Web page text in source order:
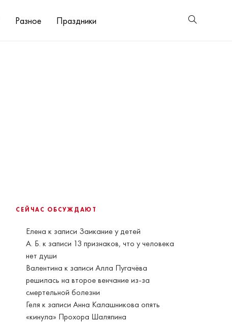
Разное Праздники
СЕЙЧАС ОБСУЖДАЮТ
Елена к записи Заикание у детей
А. Б. к записи 13 признаков, что у человека
нет души
Валентина к записиАлла Пугачёва
решилась на второе венчание из-за
смертельной болезни
Геля к записиАнна Калашникова опять
«кинула» Прохора Шаляпина